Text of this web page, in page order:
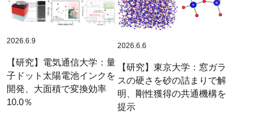
2026.6.9
【研究】電気通信大学：量
子ドット太陽電池インクを
開発、大面積で変換効率
10.0％
2026.6.6
【研究】東京大学：窓ガラ
スの硬さを砂の詰まりで解
明、剛性獲得の共通機構を
提示